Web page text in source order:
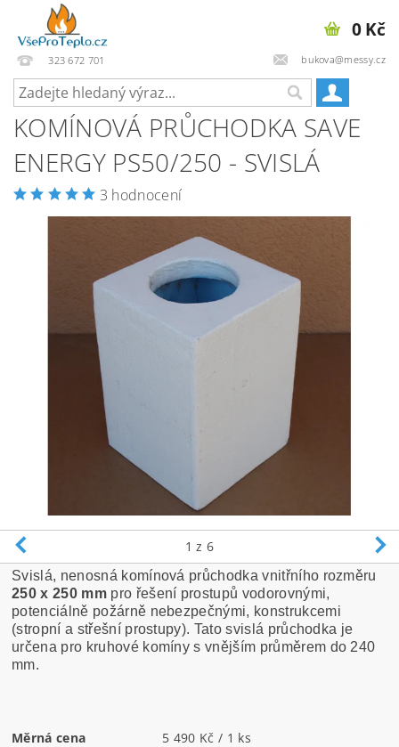
323 672 701 bukova@messy.cz
0 Kč
KOMÍNOVÁ PRŮCHODKA SAVE
ENERGY PS50/250 - SVISLÁ
3 hodnocení
1 z 6
Svislá, nenosná komínová průchodka vnitřního rozměru
250 x 250 mmpro řešení prostupů vodorovnými,
potenciálně požárně nebezpečnými, konstrukcemi
(stropní a střešní prostupy). Tato svislá průchodka je
určena pro kruhové komíny s vnějším průměrem do 240
mm.
Měrná cena 5 490 Kč / 1 ks